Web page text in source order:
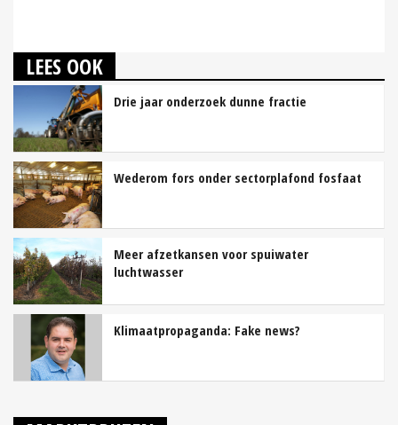
LEES OOK
Drie jaar onderzoek dunne fractie
Wederom fors onder sectorplafond fosfaat
Meer afzetkansen voor spuiwater
luchtwasser
Klimaatpropaganda: Fake news?